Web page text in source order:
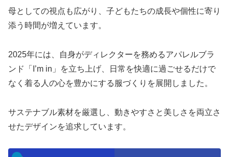
母としての視点も広がり、子どもたちの成長や個性に寄り
添う時間が増えています。
2025年には、自身がディレクターを務めるアパレルブラ
ンド「I’m in」を立ち上げ、日常を快適に過ごせるだけで
なく着る人の心を豊かにする服づくりを展開しました。
サステナブル素材を厳選し、動きやすさと美しさを両立さ
せたデザインを追求しています。